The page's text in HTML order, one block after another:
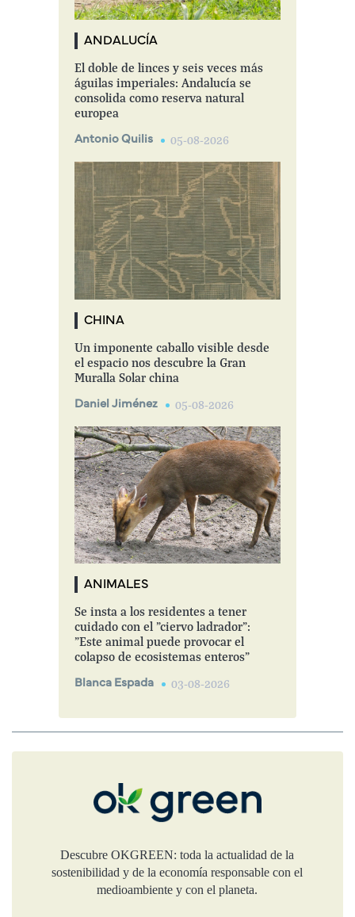
ANDALUCÍA
El doble de linces y seis veces más
águilas imperiales: Andalucía se
consolida como reserva natural
europea
Antonio Quilis 05-08-2026
CHINA
Un imponente caballo visible desde
el espacio nos descubre la Gran
Muralla Solar china
Daniel Jiménez 05-08-2026
ANIMALES
Se insta a los residentes a tener
cuidado con el "ciervo ladrador":
"Este animal puede provocar el
colapso de ecosistemas enteros"
Blanca Espada 03-08-2026
Descubre OKGREEN: toda la actualidad de la
sostenibilidad y de la economía responsable con el
medioambiente y con el planeta.